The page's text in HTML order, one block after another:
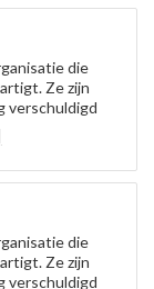
die
Ze zijn
verschuldigd
die
Ze zijn
verschuldigd